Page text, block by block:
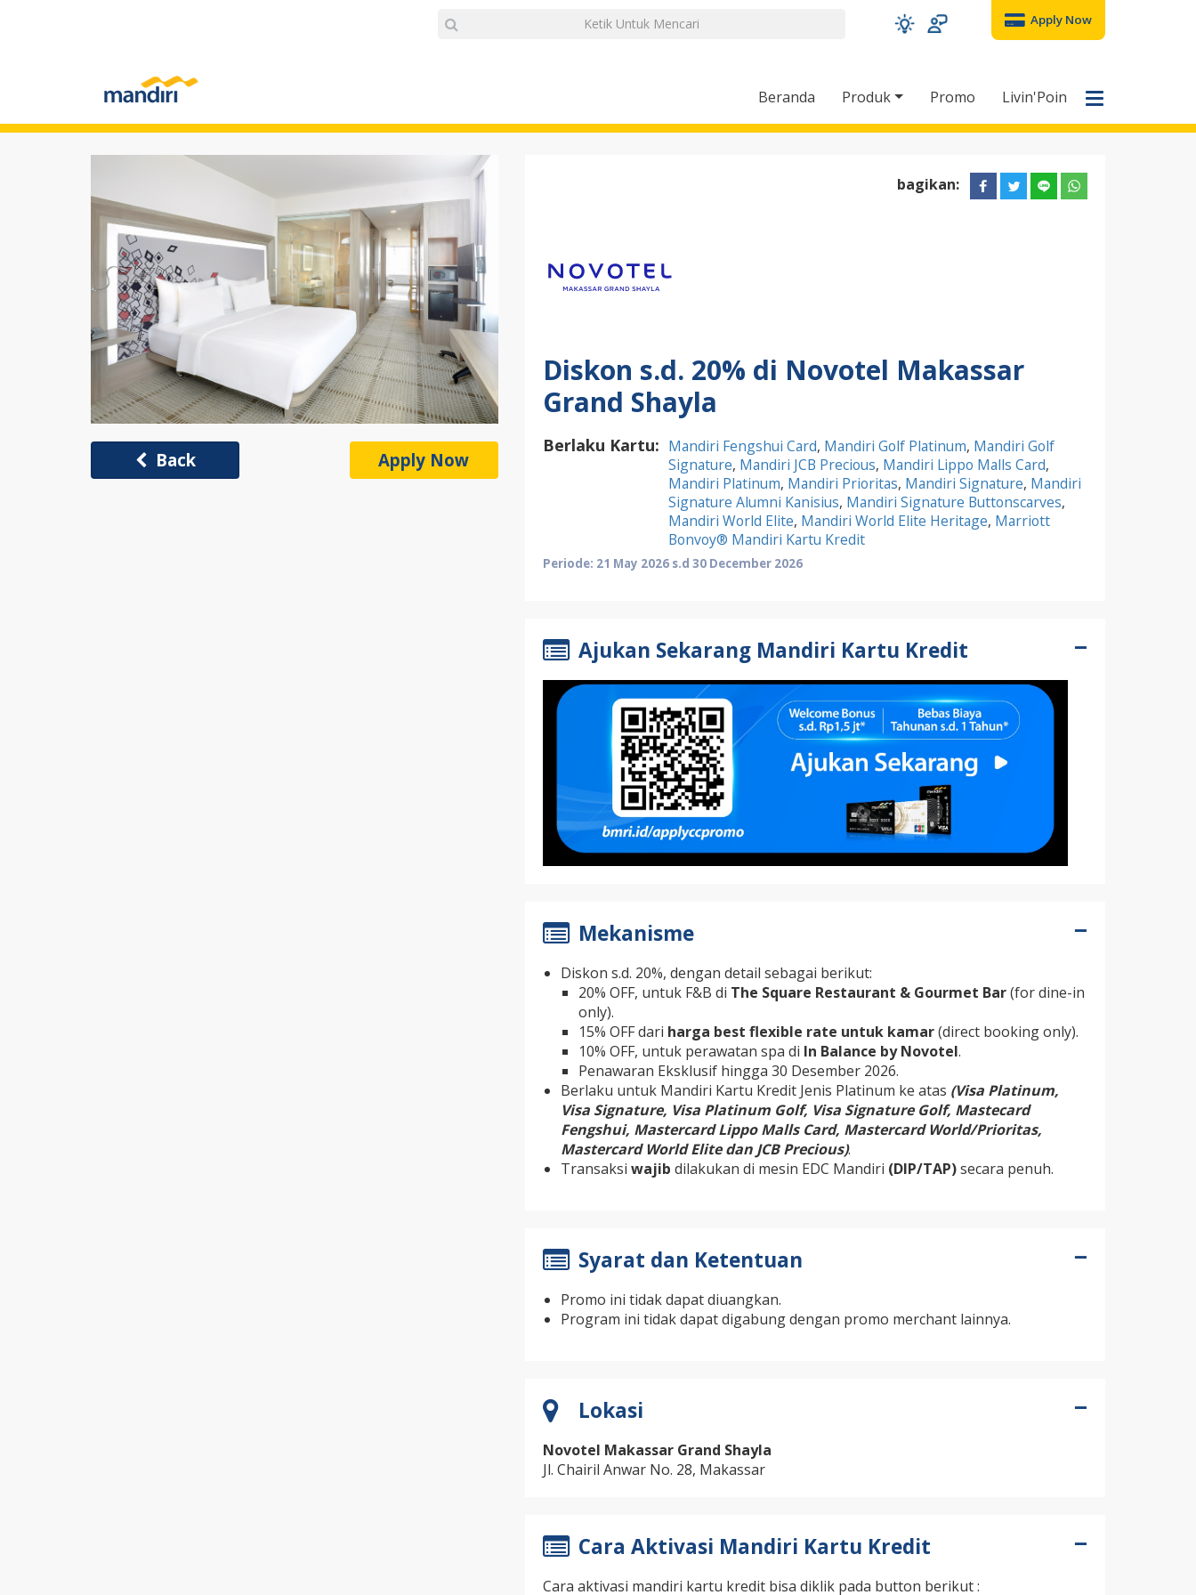
Apply Now
Beranda Produk Promo Livin'Poin
Back Apply Now
bagikan:
Diskon s.d. 20% di Novotel Makassar
Grand Shayla
Berlaku Kartu: Mandiri Fengshui Card, Mandiri Golf Platinum, Mandiri Golf
Signature, Mandiri JCB Precious, Mandiri Lippo Malls Card,
Mandiri Platinum, Mandiri Prioritas, Mandiri Signature, Mandiri
Signature Alumni Kanisius, Mandiri Signature Buttonscarves,
Mandiri World Elite, Mandiri World Elite Heritage, Marriott
Bonvoy® Mandiri Kartu Kredit
Periode: 21 May 2026 s.d 30 December 2026
Ajukan Sekarang Mandiri Kartu Kredit
Mekanisme
Diskon s.d. 20%, dengan detail sebagai berikut:
20% OFF, untuk F&B di The Square Restaurant & Gourmet Bar(for dine-in
only).
15% OFF dari harga best flexible rate untuk kamar(direct booking only).
10% OFF, untuk perawatan spa di In Balance by Novotel.
Penawaran Eksklusif hingga 30 Desember 2026.
Berlaku untuk Mandiri Kartu Kredit Jenis Platinum ke atas (Visa Platinum,
Visa Signature, Visa Platinum Golf, Visa Signature Golf, Mastecard
Fengshui, Mastercard Lippo Malls Card, Mastercard World/Prioritas,
Mastercard World Elite dan JCB Precious).
Transaksi wajib dilakukan di mesin EDC Mandiri (DIP/TAP)secara penuh.
Syarat dan Ketentuan
Promo ini tidak dapat diuangkan.
Program ini tidak dapat digabung dengan promo merchant lainnya.
Lokasi
Novotel Makassar Grand Shayla
Jl. Chairil Anwar No. 28, Makassar
Cara Aktivasi Mandiri Kartu Kredit
Cara aktivasi mandiri kartu kredit bisa diklik pada button berikut :